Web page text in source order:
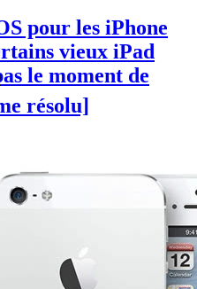
pour les iPhone
vieux iPad
le moment de
résolu]